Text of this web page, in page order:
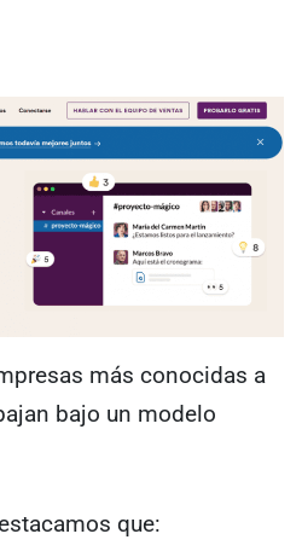
más conocidas a
bajo un modelo
que: